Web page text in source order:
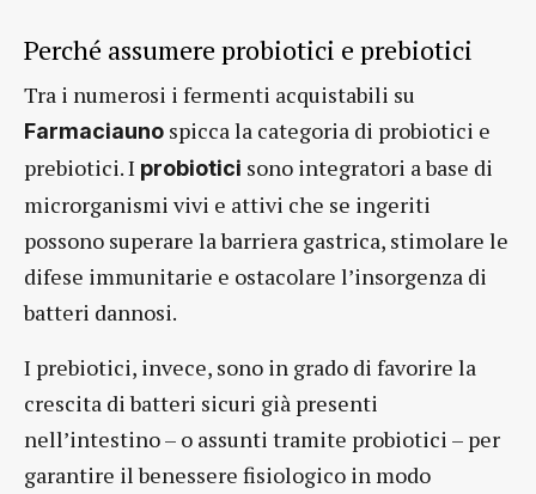
Perché assumere probiotici e prebiotici
Tra i numerosi i fermenti acquistabili su
Farmaciauno spicca la categoria di probiotici e
prebiotici. I probiotici sono integratori a base di
microrganismi vivi e attivi che se ingeriti
possono superare la barriera gastrica, stimolare le
difese immunitarie e ostacolare l’insorgenza di
batteri dannosi.
I prebiotici, invece, sono in grado di favorire la
crescita di batteri sicuri già presenti
nell’intestino – o assunti tramite probiotici – per
garantire il benessere fisiologico in modo